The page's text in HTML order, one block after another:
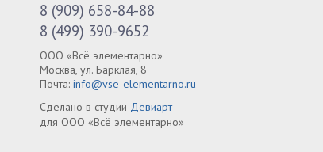
8 (909) 658-84-88
8 (499) 390-9652
ООО «Всё элементарно»
Москва, ул. Барклая, 8
Почта: info@vse-elementarno.ru
Сделано в студии Девиарт
для ООО «Всё элементарно»